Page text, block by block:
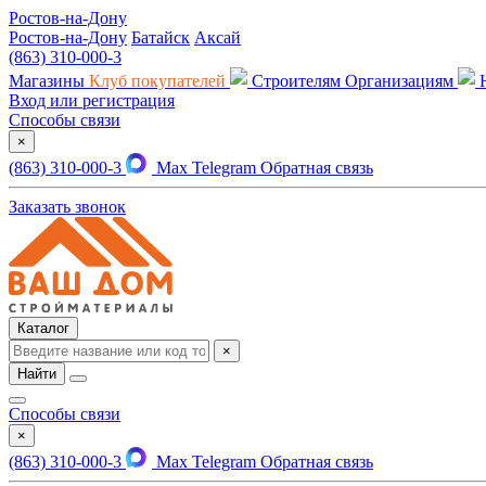
Ростов-на-Дону
Ростов-на-Дону Батайск Аксай
(863) 310-000-3
Магазины Клуб покупателей Строителям Организациям
Вход или регистрация
Способы связи
×
(863) 310-000-3 Max Telegram Обратная связь
Заказать звонок
Каталог
×
Найти
Способы связи
×
(863) 310-000-3 Max Telegram Обратная связь